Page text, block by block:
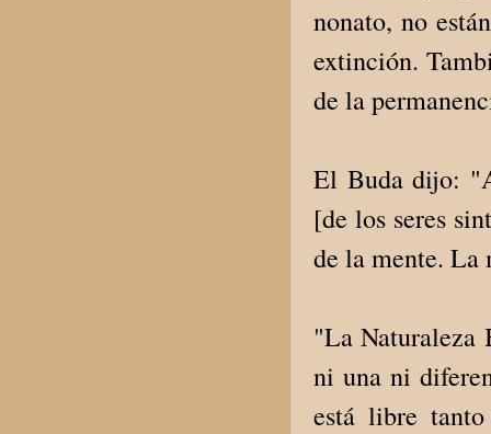
nonato, no
extinción.
de la
El Buda dijo:
[de los seres
de la mente. La
"La Naturaleza
ni una ni
está libre